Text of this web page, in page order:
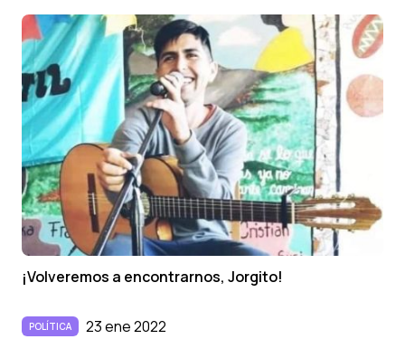
¡Volveremos a encontrarnos, Jorgito!
POLÍTICA 23 ene 2022